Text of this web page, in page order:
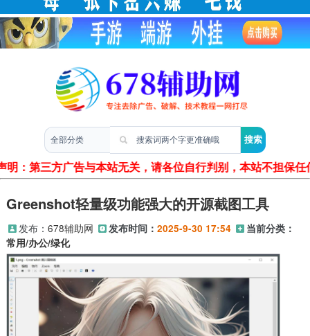
声明：第三方广告与本站无关，请各位自行判别，本站不担保
Greenshot轻量级功能强大的开源截图工具
发布： 678辅助网 发布时间： 2025-9-30 17:54
当前分类：
常用/办公/绿化